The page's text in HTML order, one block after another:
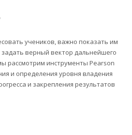
учеников, важно показать им
задать верный вектор дальнейшего
рассмотрим инструменты Pearson
и определения уровня владения
и закрепления результатов